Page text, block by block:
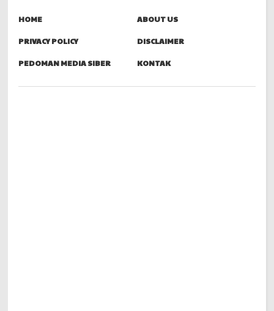
HOME ABOUT US
PRIVACY POLICY DISCLAIMER
PEDOMAN MEDIA SIBER KONTAK